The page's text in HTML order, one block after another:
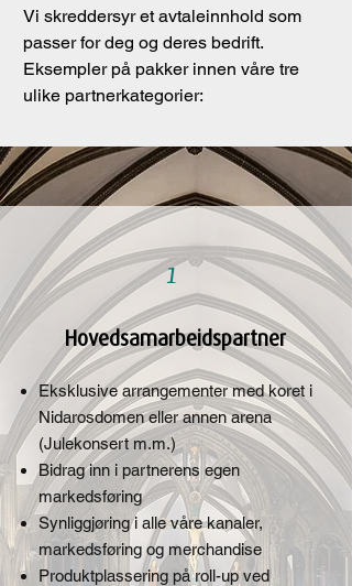
Vi skreddersyr et avtaleinnhold som
passer for deg og deres bedrift.
Eksempler på pakker innen våre tre
ulike partnerkategorier:
1
Hovedsamarbeidspartner
Eksklusive arrangementer med koret i
Nidarosdomen eller annen arena
(Julekonsert m.m.)
Bidrag inn i partnerens egen
markedsføring
Synliggjøring i alle våre kanaler,
markedsføring og merchandise
Produktplassering på roll-up ved